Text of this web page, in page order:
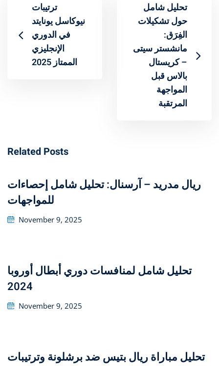
ترتيبات
نيوكاسل يونايتد
في الدوري
الإنجليزي
الممتاز 2025
تحليل شامل
حول تشكيلات
الفِرَق:
مانشستر سيتى
– كريستال
بالاس قبل
المواجهة
المرتقبة
Related Posts
إحصاءات ‎ريال مدريد – آرسنال: تحليل شامل
للمواجهات
Posted
November 9, 2025
تحليل شامل لمنافسات دوري أبطال أوروبا
2024
Posted
November 9, 2025
تحليل مباراة ريال بتيس ضد برشلونة وترتيبات